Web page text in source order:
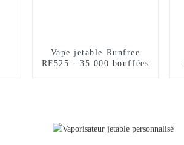
Vape jetable Runfree
RF525 - 35 000 bouffées